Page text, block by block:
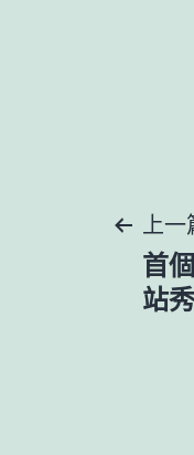
文
章
上一
首
站